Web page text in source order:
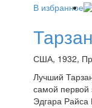
В избранное
США, 1932,
Лучший
самой первой
Эдгара Райса